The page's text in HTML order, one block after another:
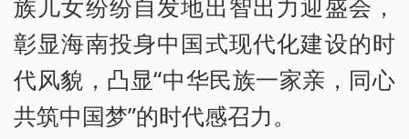
族儿女纷纷自发地出智出力迎盛会，
彰显海南投身中国式现代化建设的时
代风貌，凸显“中华民族一家亲，同心
共筑中国梦”的时代感召力。